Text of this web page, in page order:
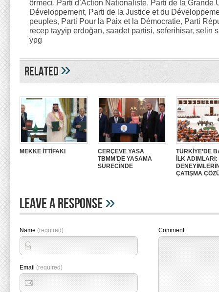
örmeci, Parti d’Action Nationaliste, Parti de la Grande
Développement, Parti de la Justice et du
peuples, Parti Pour la Paix et la Démocratie, Parti
recep tayyip erdoğan, saadet partisi, seferihisar, selin
ypg
Related»
MEKKE İTTİFAKI
ÇERÇEVE YASA
TBMM’DE YASAMA
SÜRECİNDE
TÜRKİYE’DE
İLK
ÇATIŞMA
Leave A Response»
Name (required)
Email (required)
Comment